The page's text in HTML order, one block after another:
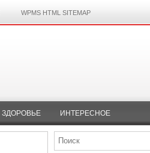
WPMS HTML SITEMAP
ЗДОРОВЬЕ ИНТЕРЕСНОЕ